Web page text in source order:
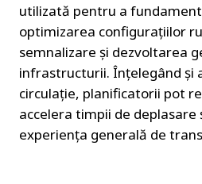
utilizată pentru a
optimizarea configurațiilor
semnalizare și dezvoltarea
infrastructurii. Înțelegând și
circulație, planificatorii pot
accelera timpii de deplasare
experiența generală de